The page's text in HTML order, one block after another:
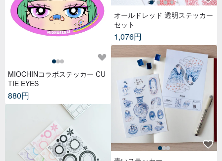
MIOCHINコラボステッカー CU
TIE EYES
880円
オールドレッド 透明ステッカー
セット
1,076円